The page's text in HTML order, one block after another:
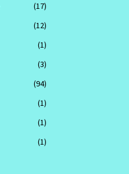
(17)
(12)
(1)
(3)
(94)
(1)
(1)
(1)